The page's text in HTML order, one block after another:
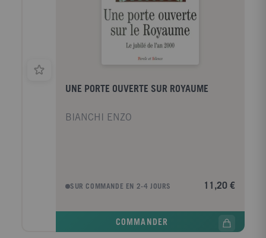
UNE PORTE OUVERTE SUR ROYAUME
BIANCHI ENZO
SUR COMMANDE EN 2-4 JOURS 11,20 €
COMMANDER